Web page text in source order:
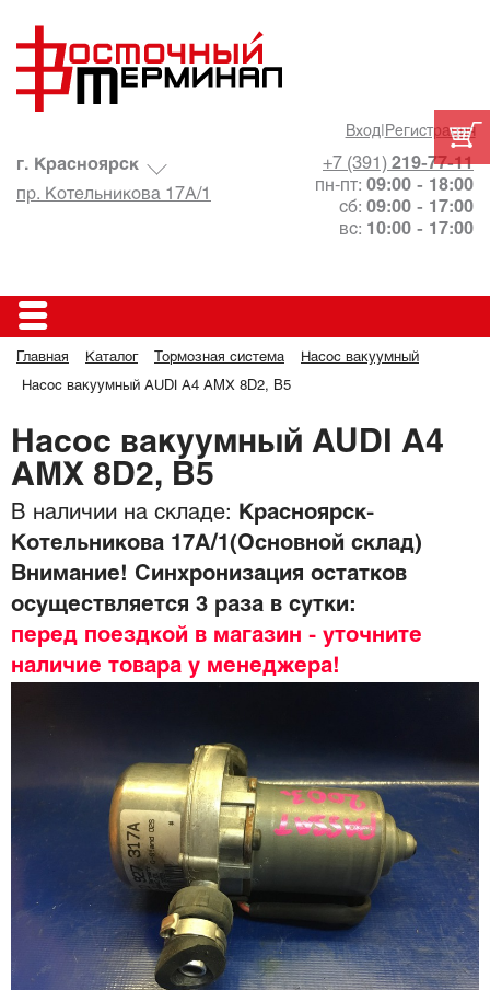
Вход| Регистрация
+7 (391) 219-77-11
пн-пт: 09:00 - 18:00
сб: 09:00 - 17:00
вс: 10:00 - 17:00
г. Красноярск
пр. Котельникова 17А/1
Главная Каталог Тормозная система Насос вакуумный
Насос вакуумный AUDI A4 AMX 8D2, B5
Насос вакуумный AUDI A4
AMX 8D2, B5
В наличии на складе:
Красноярск-
Котельникова 17А/1(Основной склад)
Внимание! Синхронизация остатков
осуществляется 3 раза в сутки:
перед поездкой в магазин - уточните
наличие товара у менеджера!